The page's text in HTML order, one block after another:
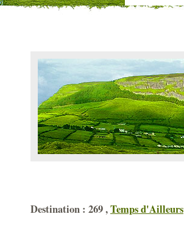
Destination : 269 ,Temps d'Ailleurs